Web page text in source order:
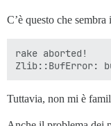
C’è questo che
rake aborted!
Tuttavia, non mi è